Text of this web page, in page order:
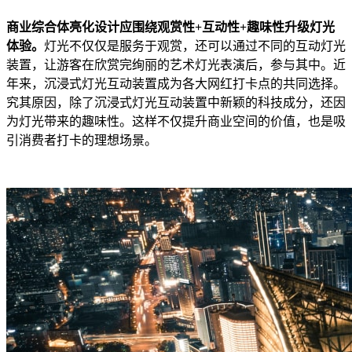
商业综合体亮化设计应围绕观赏性+互动性+趣味性升级灯光
体验。 灯光不仅仅是服务于观赏，还可以通过不同的互动灯光
装置，让游客在欣赏完绚丽的艺术灯光表演后，参与其中。近
年来，沉浸式灯光互动装置成为各大网红打卡点的共同选择。
究其原因，除了沉浸式灯光互动装置中新颖的科技成分，还因
为灯光带来的趣味性。这样不仅提升商业空间的价值，也是吸
引消费者打卡的理想场景。